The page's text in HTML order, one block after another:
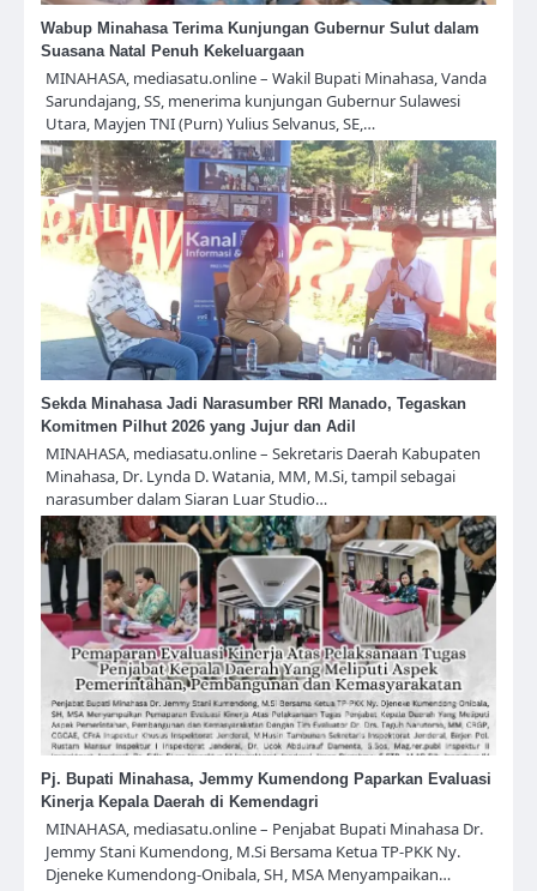
Wabup Minahasa Terima Kunjungan Gubernur Sulut dalam
Suasana Natal Penuh Kekeluargaan
MINAHASA, mediasatu.online – Wakil Bupati Minahasa, Vanda
Sarundajang, SS, menerima kunjungan Gubernur Sulawesi
Utara, Mayjen TNI (Purn) Yulius Selvanus, SE,…
Sekda Minahasa Jadi Narasumber RRI Manado, Tegaskan
Komitmen Pilhut 2026 yang Jujur dan Adil
MINAHASA, mediasatu.online – Sekretaris Daerah Kabupaten
Minahasa, Dr. Lynda D. Watania, MM, M.Si, tampil sebagai
narasumber dalam Siaran Luar Studio…
Pj. Bupati Minahasa, Jemmy Kumendong Paparkan Evaluasi
Kinerja Kepala Daerah di Kemendagri
MINAHASA, mediasatu.online – Penjabat Bupati Minahasa Dr.
Jemmy Stani Kumendong, M.Si Bersama Ketua TP-PKK Ny.
Djeneke Kumendong-Onibala, SH, MSA Menyampaikan…